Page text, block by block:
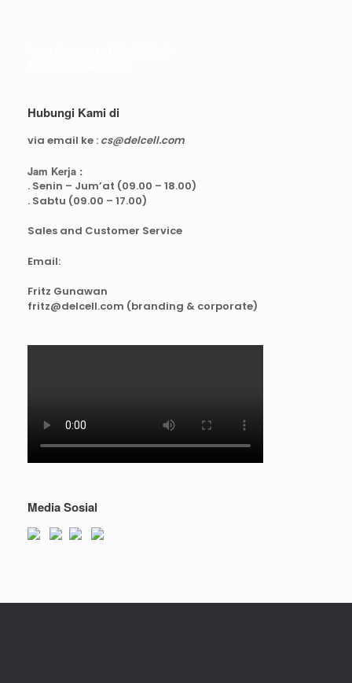
Hubungi Kami di
via email ke : cs@delcell.com
Jam Kerja :
. Senin – Jum’at (09.00 – 18.00)
. Sabtu (09.00 – 17.00)
Sales and Customer Service
Email:
Fritz Gunawan
fritz@delcell.com (branding & corporate)
Media Sosial